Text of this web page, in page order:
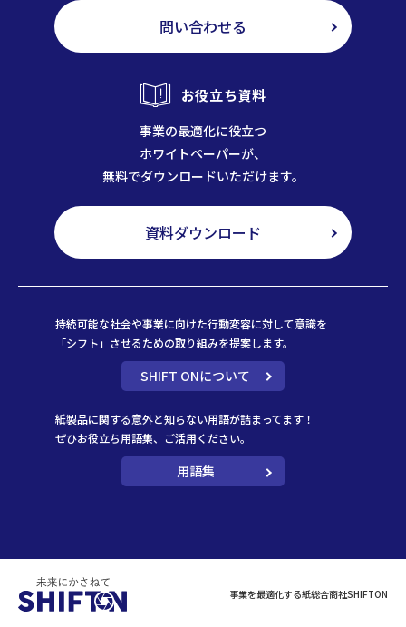
問い合わせる
お役立ち資料
事業の最適化に役立つ
ホワイトペーパーが、
無料でダウンロードいただけます。
資料ダウンロード
持続可能な社会や事業に向けた行動変容に対して意識を
「シフト」させるための取り組みを提案します。
SHIFT ONについて
紙製品に関する意外と知らない用語が詰まってます！
ぜひお役立ち用語集、ご活用ください。
用語集
事業を最適化する紙総合商社SHIFTON